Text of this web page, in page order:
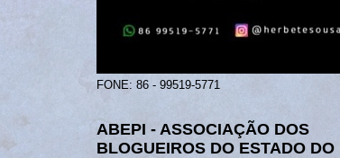
FONE: 86 - 99519-5771
ABEPI - ASSOCIAÇÃO DOS
BLOGUEIROS DO ESTADO DO